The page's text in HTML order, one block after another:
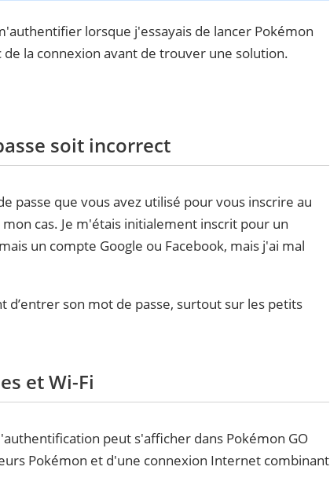
lorsque j'essayais de lancer Pokémon
la connexion avant de trouver une solution.
soit incorrect
passe que vous avez utilisé pour vous inscrire au
cas. Je m'étais initialement inscrit pour un
un compte Google ou Facebook, mais j'ai mal
son mot de passe, surtout sur les petits
et Wi-Fi
peut s'afficher dans Pokémon GO
Pokémon et d'une connexion Internet combinant